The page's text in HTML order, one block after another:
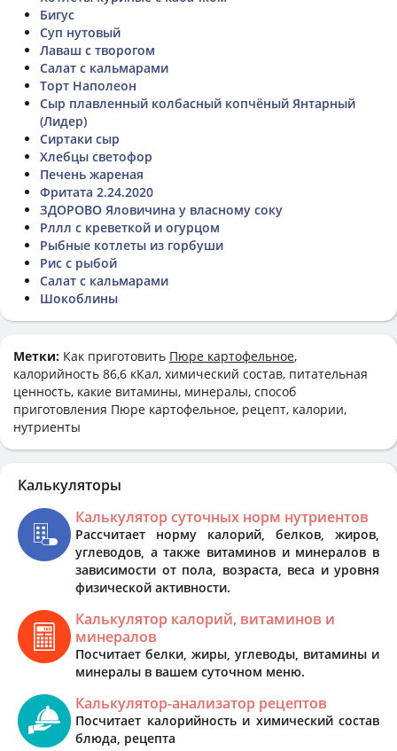
Бигус
Суп нутовый
Лаваш с творогом
Салат с кальмарами
Торт Наполеон
Сыр плавленный колбасный копчёный Янтарный
(Лидер)
Сиртаки сыр
Хлебцы светофор
Печень жареная
Фритата 2.24.2020
ЗДОРОВО Яловичина у власному соку
Рллл с креветкой и огурцом
Рыбные котлеты из горбуши
Рис с рыбой
Салат с кальмарами
Шокоблины
Метки: Как приготовить Пюре картофельное,
калорийность 86,6 кКал, химический состав, питательная
ценность, какие витамины, минералы, способ
приготовления Пюре картофельное, рецепт, калории,
нутриенты
Калькуляторы
Калькулятор суточных норм нутриентов
Рассчитает норму калорий, белков, жиров,
углеводов, а также витаминов и минералов в
зависимости от пола, возраста, веса и уровня
физической активности.
Калькулятор калорий, витаминов и
минералов
Посчитает белки, жиры, углеводы, витамины и
минералы в вашем суточном меню.
Калькулятор-анализатор рецептов
Посчитает калорийность и химический состав
блюда, рецепта